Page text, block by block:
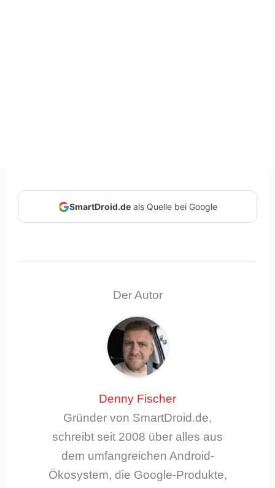
SmartDroid.deals Quelle bei Google
Der Autor
Denny Fischer
Gründer von SmartDroid.de,
schreibt seit 2008 über alles aus
dem umfangreichen Android-
Ökosystem, die Google-Produkte,